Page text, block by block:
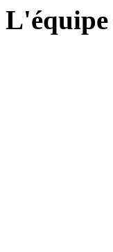
L'équipe